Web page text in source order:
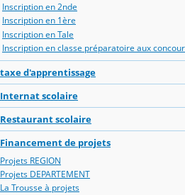
Inscription en 2nde
Inscription en 1ère
Inscription en Tale
Inscription en classe préparatoire aux
taxe d'apprentissage
Internat scolaire
Restaurant scolaire
Financement de projets
Projets REGION
Projets DEPARTEMENT
La Trousse à projets